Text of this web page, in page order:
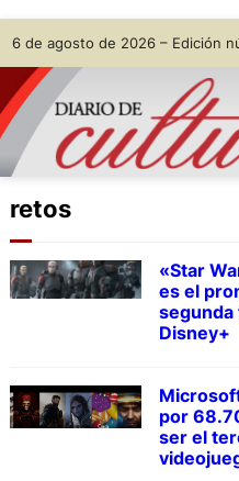
Skip
to
content
6 de agosto de 2026 – Edición
retos
«Star
es el
segunda
Disney+
por
ser el